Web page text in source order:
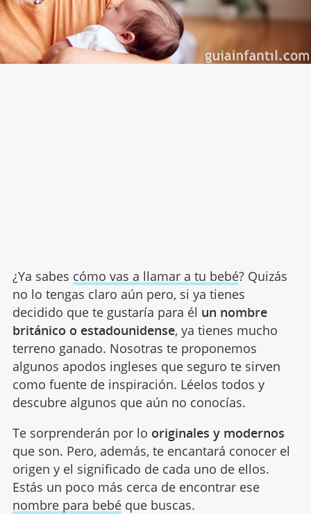
¿Ya sabes cómo vas a llamar a tu bebé? Quizás
no lo tengas claro aún pero, si ya tienes
decidido que te gustaría para él un nombre
británico o estadounidense, ya tienes mucho
terreno ganado. Nosotras te proponemos
algunos apodos ingleses que seguro te sirven
como fuente de inspiración. Léelos todos y
descubre algunos que aún no conocías.
Te sorprenderán por lo originales y modernos
que son. Pero, además, te encantará conocer el
origen y el significado de cada uno de ellos.
Estás un poco más cerca de encontrar ese
nombre para bebéque buscas.